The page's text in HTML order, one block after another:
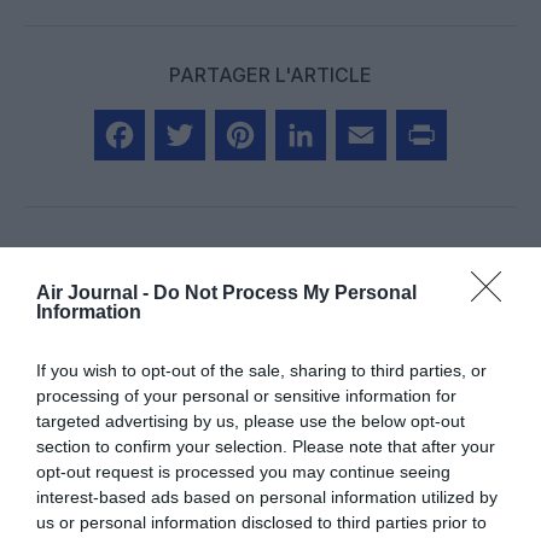
Air Journal - Do Not Process My Personal
Information
If you wish to opt-out of the sale, sharing to third parties, or
processing of your personal or sensitive information for
targeted advertising by us, please use the below opt-out
section to confirm your selection. Please note that after your
opt-out request is processed you may continue seeing
interest-based ads based on personal information utilized by
us or personal information disclosed to third parties prior to
PARTAGER L'ARTICLE
Aucun commentaire !
FAIRE UN DON
Appel aux lecteurs !